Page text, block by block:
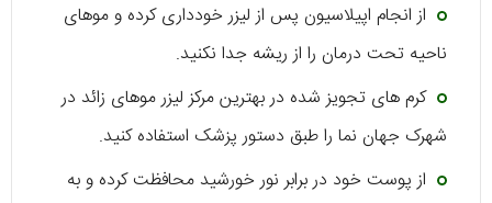
از انجام اپیلاسیون پس از لیزر خودداری کرده و موهای
ناحیه تحت درمان را از ریشه جدا نکنید.
کرم‌ های تجویز شده در بهترین مرکز لیزر موهای زائد در
شهرک جهان نما را طبق دستور پزشک استفاده کنید.
از پوست خود در برابر نور خورشید محافظت کرده و به